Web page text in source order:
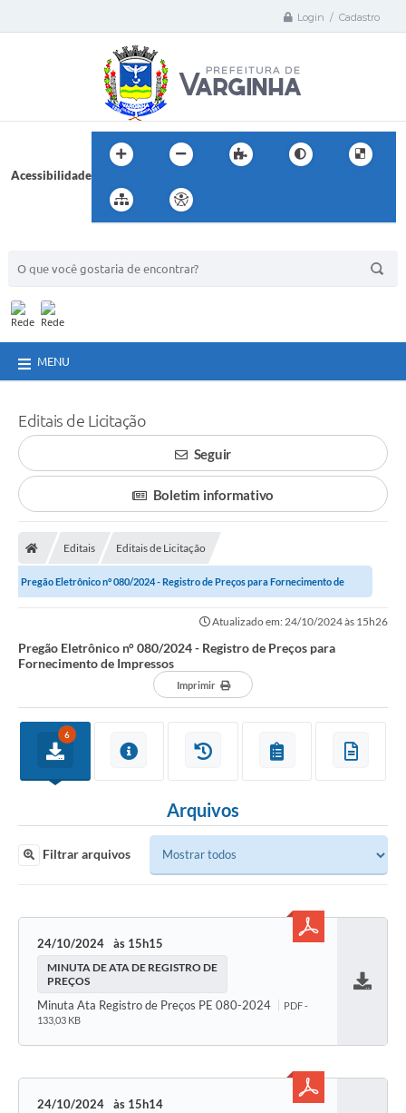
Login / Cadastro
Acessibilidade
MENU
Editais de Licitação
Seguir
Boletim informativo
Editais Editais de Licitação
Pregão Eletrônico n° 080/2024 - Registro de Preços para Fornecimento de
Atualizado em: 24/10/2024 às 15h26
Pregão Eletrônico n° 080/2024 - Registro de Preços para
Fornecimento de Impressos
Imprimir
6
Arquivos
Filtrar arquivos
24/10/2024 15h15
MINUTA DE ATA DE REGISTRO DE
PREÇOS
Minuta Ata Registro de Preços PE 080-2024
PDF -
133,03 KB
24/10/2024 15h14